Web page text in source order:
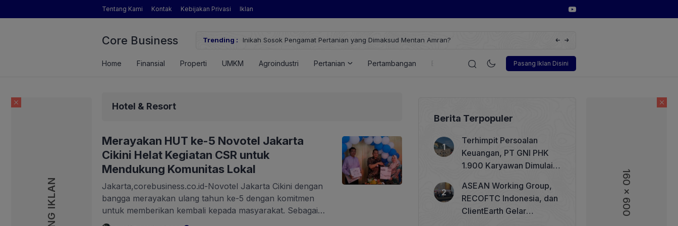
160 x 600
Tentang Kami Kontak Kebijakan Privasi Iklan
Core Business Trending :
Inikah Sosok Pengamat Pertanian yang Dimaksud Mentan Amran?
Huawei Digital Power Dorong Indonesia Menuju Revolusi Energi
Pasang Iklan Disini
Home Finansial Properti UMKM Agroindustri Pertanian Pertambangan Energi Korporasi Teknologi Otomotif
Hotel & Resort
Merayakan HUT ke-5 Novotel Jakarta
Cikini Helat Kegiatan CSR untuk
Mendukung Komunitas Lokal
Jakarta,corebusiness.co.id-Novotel Jakarta Cikini dengan
bangga merayakan ulang tahun ke-5 dengan komitmen
untuk memberikan kembali kepada masyarakat. Sebagai
bagian dari perayaan tersebut, Novotel Jakarta Cikini
Berita Terpopuler
Terhimpit Persoalan
Keuangan, PT GNI PHK
1.900 Karyawan Dimulai 5
ASEAN Working Group,
RECOFTC Indonesia, dan
ClientEarth Gelar